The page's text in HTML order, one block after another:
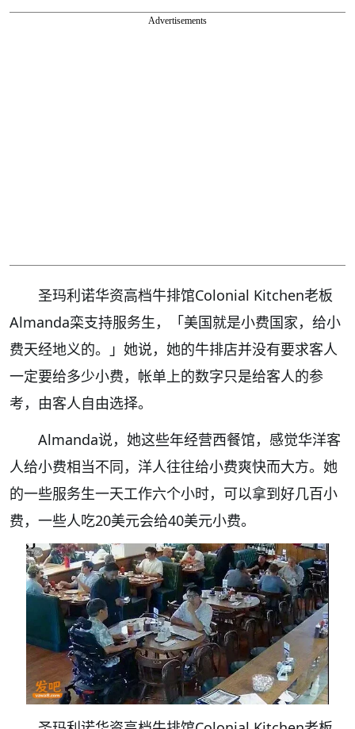
Advertisements
圣玛利诺华资高档牛排馆Colonial Kitchen老板
Almanda栾支持服务生，「美国就是小费国家，给小
费天经地义的。」她说，她的牛排店并没有要求客人
一定要给多少小费，帐单上的数字只是给客人的参
考，由客人自由选择。
Almanda说，她这些年经营西餐馆，感觉华洋客
人给小费相当不同，洋人往往给小费爽快而大方。她
的一些服务生一天工作六个小时，可以拿到好几百小
费，一些人吃20美元会给40美元小费。